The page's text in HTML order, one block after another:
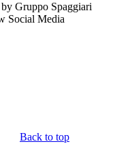
Gruppo Spaggiari
Social Media
Back to top